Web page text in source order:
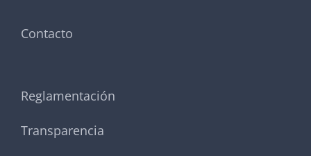
Contacto
Reglamentación
Transparencia